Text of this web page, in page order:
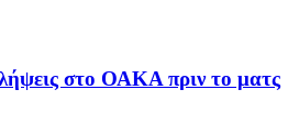
στο ΟΑΚΑ πριν το ματς